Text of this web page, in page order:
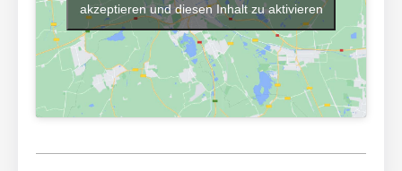
akzeptieren und diesen Inhalt zu aktivieren